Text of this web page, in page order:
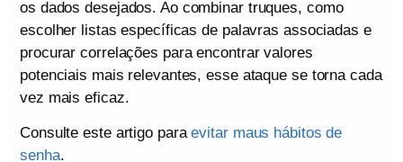
os dados desejados. Ao combinar truques, como
escolher listas específicas de palavras associadas e
procurar correlações para encontrar valores
potenciais mais relevantes, esse ataque se torna cada
vez mais eficaz.
Consulte este artigo paraevitar maus hábitos de
senha.